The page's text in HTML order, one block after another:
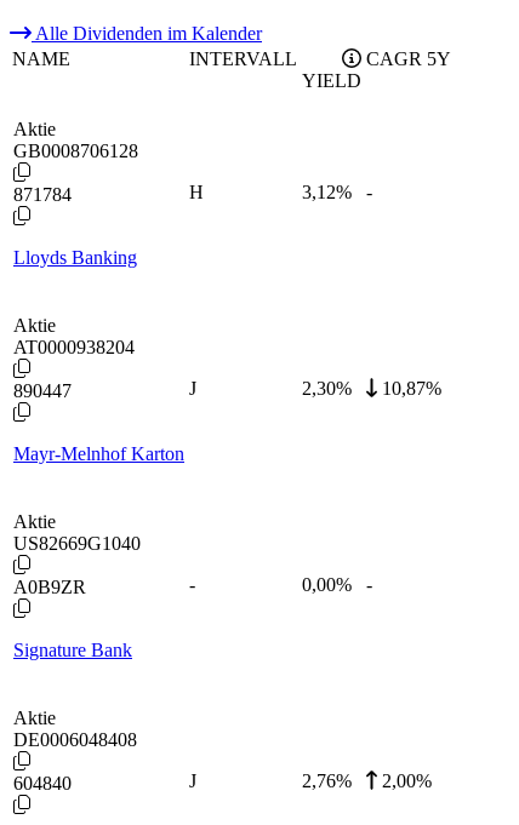
Alle Dividenden im Kalender
NAME
INTERVALL
YIELD
CAGR 5Y
Aktie
GB0008706128
871784
Lloyds Banking
H 3,12% -
Aktie
AT0000938204
890447
Mayr-Melnhof Karton
J 2,30% 10,87%
Aktie
US82669G1040
A0B9ZR
Signature Bank
- 0,00% -
Aktie
DE0006048408
604840 J 2,76% 2,00%